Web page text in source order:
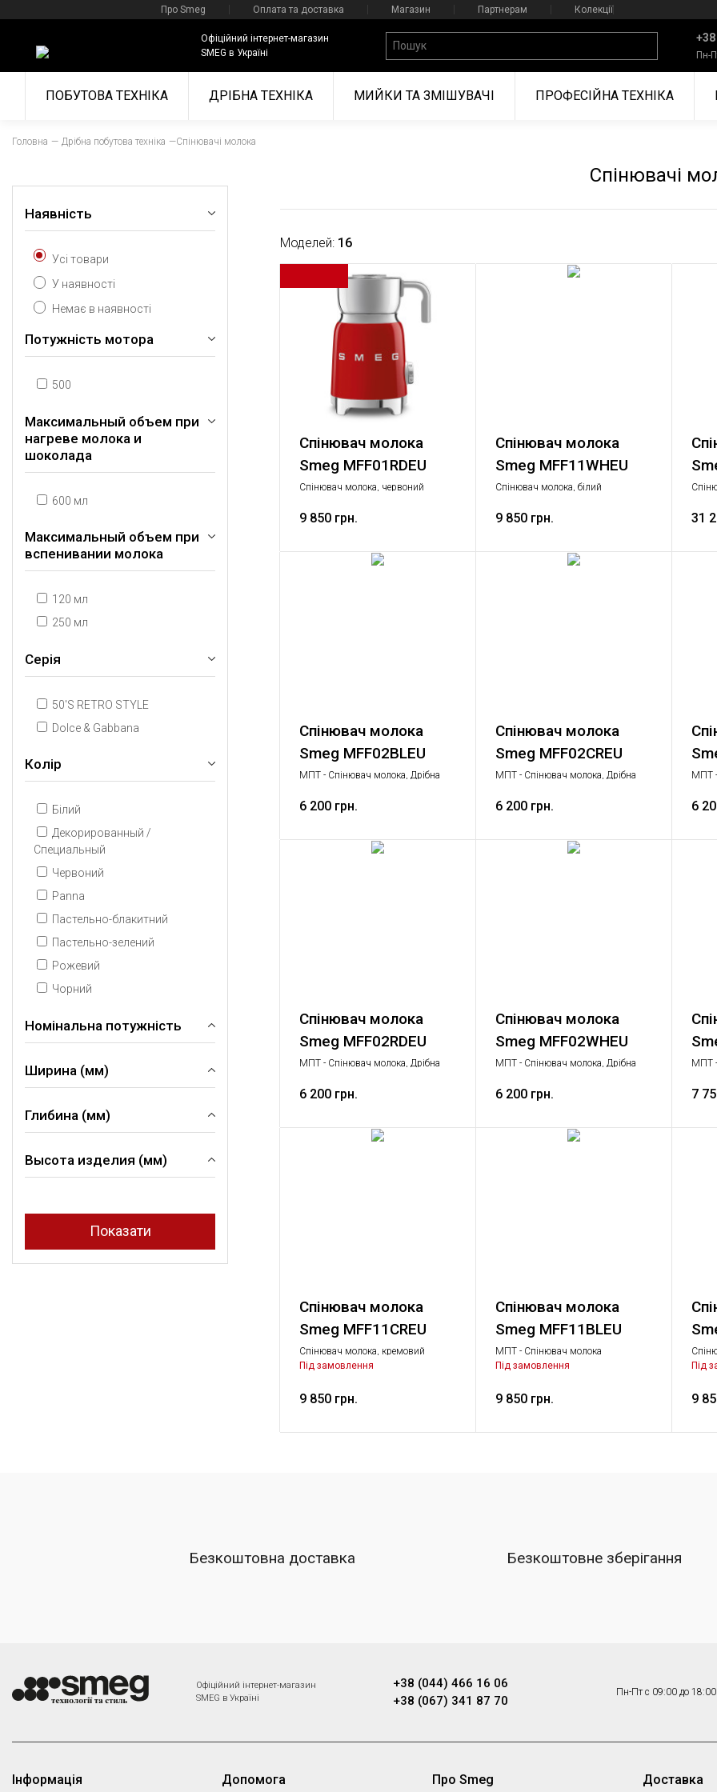
Про Smeg Оплата та доставка Магазин Партнерам Колекції
Офіційний інтернет-магазин
SMEG в Україні
Пн-
ПОБУТОВА ТЕХНІКА ДРІБНА ТЕХНІКА МИЙКИ ТА ЗМІШУВАЧІ ПРОФЕСІЙНА ТЕХНІКА
Головна Дрібна побутова техніка Спінювачі молока
Наявність
Усі товари
У наявності
Немає в наявності
Потужність мотора
500
Максимальный объем при
нагреве молока и
шоколада
600 мл
Максимальный объем при
вспенивании молока
120 мл
250 мл
Серія
50'S RETRO STYLE
Dolce & Gabbana
Колір
Білий
Декорированный /
Специальный
Червоний
Panna
Пастельно-блакитний
Пастельно-зелений
Рожевий
Чорний
Номінальна потужність
500
Ширина (мм)
93 мм
Глибина (мм)
93 мм
Высота изделия (мм)
Спінювачі
Моделей: 16
Спінювач молока
Smeg MFF01RDEU
Спінювач молока, червоний
9 850 грн.
Спінювач молока
Smeg MFF11WHEU
Спінювач молока, білий
9 850 грн. 31
Спінювач молока
Smeg MFF02BLEU
МПТ - Спінювач молока, Дрібна
6 200 грн.
Спінювач молока
Smeg MFF02CREU
МПТ - Спінювач молока, Дрібна
6 200 грн.
МПТ -
6
Спінювач молока
Smeg MFF02RDEU
МПТ - Спінювач молока, Дрібна
6 200 грн.
Спінювач молока
Smeg MFF02WHEU
МПТ - Спінювач молока, Дрібна
6 200 грн.
МПТ -
7
Спінювач молока
Smeg MFF11CREU
Спінювач молока, кремовий
Під замовлення
9 850 грн.
Спінювач молока
Smeg MFF11BLEU
МПТ - Спінювач молока
Вспениватель молока, Дрібна
Під замовлення
9 850 грн.
Під
9
Безкоштовна доставка Безкоштовне зберігання
Офіційний інтернет-магазин
SMEG в Україні
+38 (044) 466 16 06
+38 (067) 341 87 70
Пн-Пт с 09:00 до 18:00
Інформація Допомога Про Smeg Доставка